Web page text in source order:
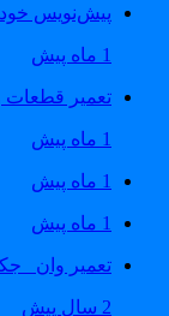
پیش‌نویس
تعمیر قطعات
1 ماه پیش
1 ماه پیش
تعمیر وان